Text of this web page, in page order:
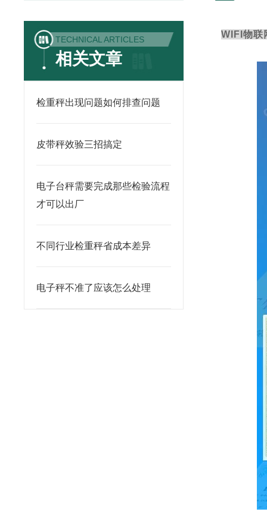
TECHNICAL ARTICLES
相关文章
检重秤出现问题如何排查问题
皮带秤效验三招搞定
电子台秤需要完成那些检验流程
才可以出厂
不同行业检重秤省成本差异
电子秤不准了应该怎么处理
WIFI物联